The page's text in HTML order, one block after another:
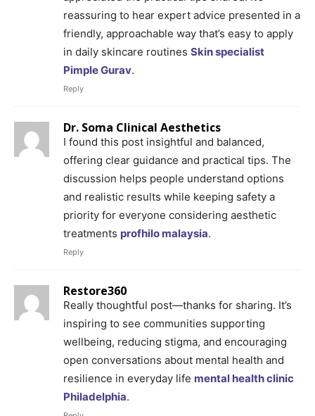
reassuring to hear expert advice presented in a
friendly, approachable way that’s easy to apply
in daily skincare routines Skin specialist
Pimple Gurav.
Reply
Dr. Soma Clinical Aesthetics
I found this post insightful and balanced,
offering clear guidance and practical tips. The
discussion helps people understand options
and realistic results while keeping safety a
priority for everyone considering aesthetic
treatments profhilo malaysia.
Reply
Restore360
Really thoughtful post—thanks for sharing. It’s
inspiring to see communities supporting
wellbeing, reducing stigma, and encouraging
open conversations about mental health and
resilience in everyday life mental health clinic
Philadelphia.